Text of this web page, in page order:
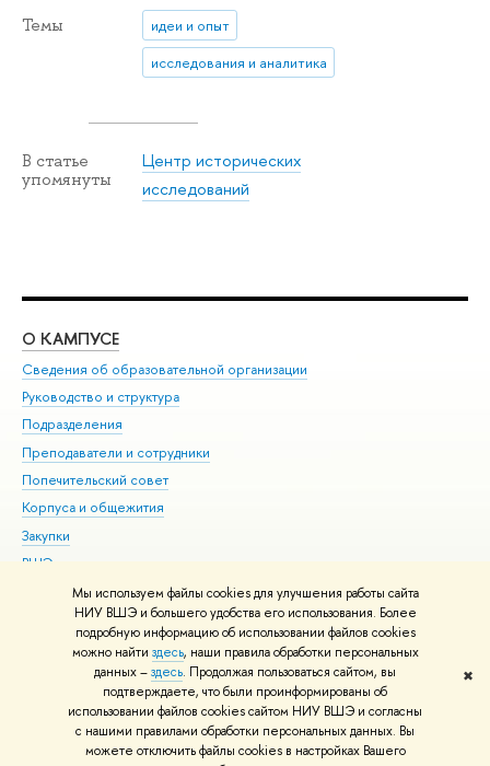
Мы используем файлы cookies для улучшения работы сайта
НИУ ВШЭ и большего удобства его использования. Более
подробную информацию об использовании файлов cookies
можно найти здесь, наши правила обработки персональных
данных –здесь. Продолжая пользоваться сайтом, вы
подтверждаете, что были проинформированы об
использовании файлов cookies сайтом НИУ ВШЭ и согласны
с нашими правилами обработки персональных данных. Вы
можете отключить файлы cookies в настройках Вашего
✖
Темы
идеи и опыт
исследования и аналитика
В статье
упомянуты
Центр исторических
исследований
О КАМПУСЕ
Сведения об образовательной организации
Руководство и структура
Подразделения
Преподаватели и сотрудники
Попечительский совет
Корпуса и общежития
Закупки
ВШЭ для студентов с ограниченными возможностями
здоровья и инвалидностью
Версия для слабовидящих
Единая платежная страница
© НИУ ВШЭ 1993–2026 Адреса и контакты Условия использования
материалов Политика конфиденциальности Карта сайта
Шрифты HSE Sans и HSE Slab разработаны вШколе дизайна НИУ ВШЭ